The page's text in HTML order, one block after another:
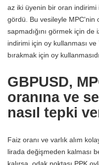
az iki üyenin bir oran indirimi
gördü. Bu vesileyle MPC'nin
sapmadığını görmek için
indirimi için oy kullanması
bırakmak için oy
GBPUSD,
oranına ve
nasıl tepki
Faiz oranı ve varlık alım
lirada değişmeden kalması
kalırsa, odak noktası PPK